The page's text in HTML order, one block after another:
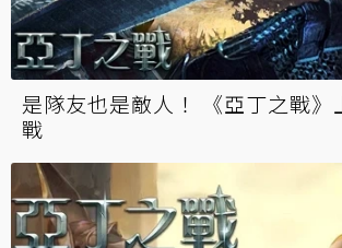
是隊友也是敵人！ 《亞丁之戰》
戰